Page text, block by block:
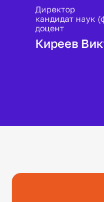
Директор
кандидат наук
доцент
Киреев